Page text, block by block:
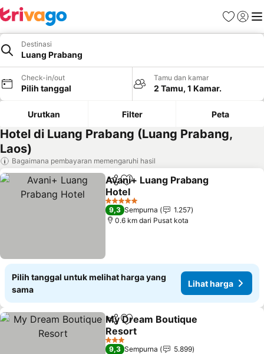
FavoritLogin
Destinasi
Luang Prabang
Check-in/out
Pilih tanggal
Tamu dan kamar
2 Tamu, 1 Kamar.
Urutkan Filter Peta
Hotel di Luang Prabang (Luang Prabang,
Laos)
Bagaimana pembayaran memengaruhi hasil
BagikanTambahkan ke favorit
Avani+ Luang Prabang
Hotel
Lihat harga
5 Bintang
9,3 Sempurna
1.257
0.6 km dari Pusat kota
Pilih tanggal untuk melihat harga yang
sama
Lihat harga
BagikanTambahkan ke favorit
My Dream Boutique
Resort
Lihat harga
3 Bintang
9,3 Sempurna
5.899